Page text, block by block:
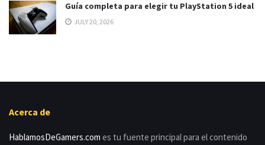
Guía completa para elegir tu PlayStation 5 ideal
JULY 20, 2026
Acerca de
HablamosDeGamers.com es tu fuente principal para el contenido